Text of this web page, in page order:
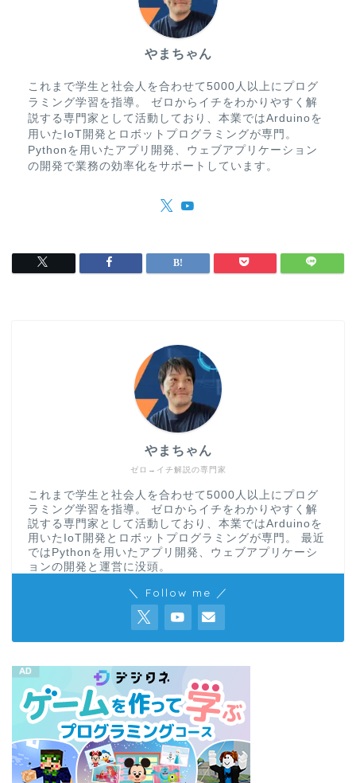
やまちゃん
これまで学生と社会人を合わせて5000人以上にプログ
ラミング学習を指導。 ゼロからイチをわかりやすく解
説する専門家として活動しており、本業ではArduinoを
用いたIoT開発とロボットプログラミングが専門。
Pythonを用いたアプリ開発、ウェブアプリケーション
の開発で業務の効率化をサポートしています。
ゼロ→イチ解説の専門家
やまちゃん
これまで学生と社会人を合わせて5000人以上にプログ
ラミング学習を指導。 ゼロからイチをわかりやすく解
説する専門家として活動しており、本業ではArduinoを
用いたIoT開発とロボットプログラミングが専門。 最近
ではPythonを用いたアプリ開発、ウェブアプリケーシ
ョンの開発と運営に没頭。
＼ Follow me ／